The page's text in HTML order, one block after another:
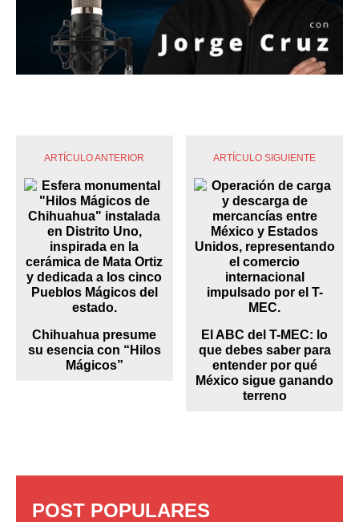
ARTÍCULO ANTERIOR
Chihuahua presume
su esencia con “Hilos
Mágicos”
ARTÍCULO SIGUIENTE
El ABC del T-MEC: lo
que debes saber para
entender por qué
México sigue ganando
terreno
POST POPULARES